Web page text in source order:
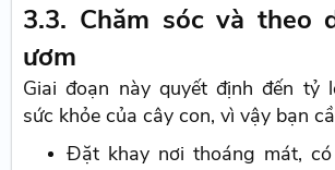
3.3. Chăm sóc và theo
ươm
Giai đoạn này quyết định đến tỷ
sức khỏe của cây con, vì vậy bạn
Đặt khay nơi thoáng mát,